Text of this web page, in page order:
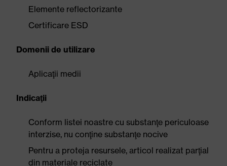
Elemente reflectorizante
Certificare ESD
Domenii de utilizare
Aplicaţii medii
Indicaţii
Conform listei noastre cu substanţe periculoase
interzise, nu conţine substanţe nocive
Pentru a proteja resursele, articol realizat parţial
din materiale reciclate